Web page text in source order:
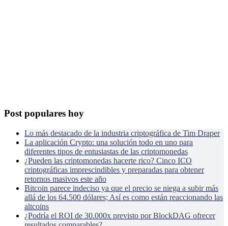
Post populares hoy
Lo más destacado de la industria criptográfica de Tim Draper
La aplicación Crypto: una solución todo en uno para
diferentes tipos de entusiastas de las criptomonedas
¿Pueden las criptomonedas hacerte rico? Cinco ICO
criptográficas imprescindibles y preparadas para obtener
retornos masivos este año
Bitcoin parece indeciso ya que el precio se niega a subir más
allá de los 64.500 dólares; Así es como están reaccionando las
altcoins
¿Podría el ROI de 30.000x previsto por BlockDAG ofrecer